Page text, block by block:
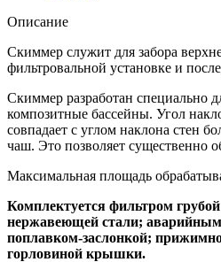
Описание
Скиммер служит для забора
фильтровальной установке и
Скиммер разработан специально
композитные бассейны. Угол
совпадает с углом наклона стен
чаш. Это позволяет существенно
Максимальная площадь
Комплектуется фильтром
нержавеющей стали;
поплавком-заслонкой;
горловиной крышки.